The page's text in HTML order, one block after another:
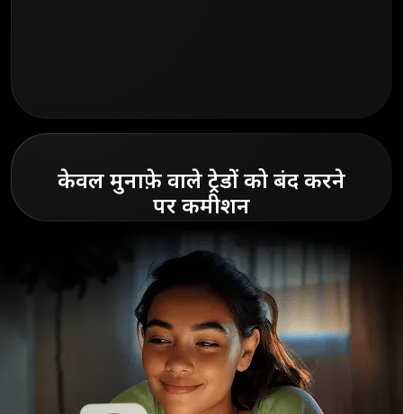
केवल मुनाफ़े वाले ट्रेडों को बंद करने
पर कमीशन